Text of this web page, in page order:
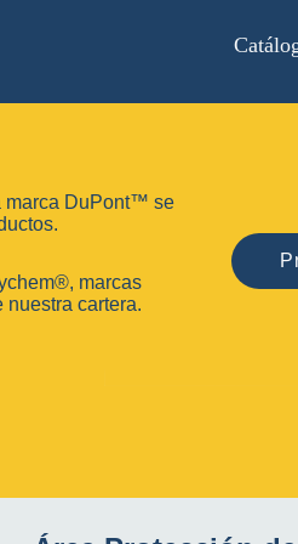
marca DuPont™ se
marcas
nuestra cartera.